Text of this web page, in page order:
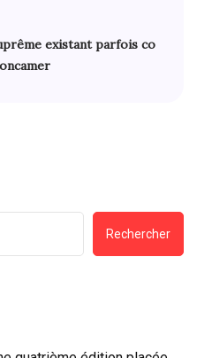
existant parfois co
Rechercher